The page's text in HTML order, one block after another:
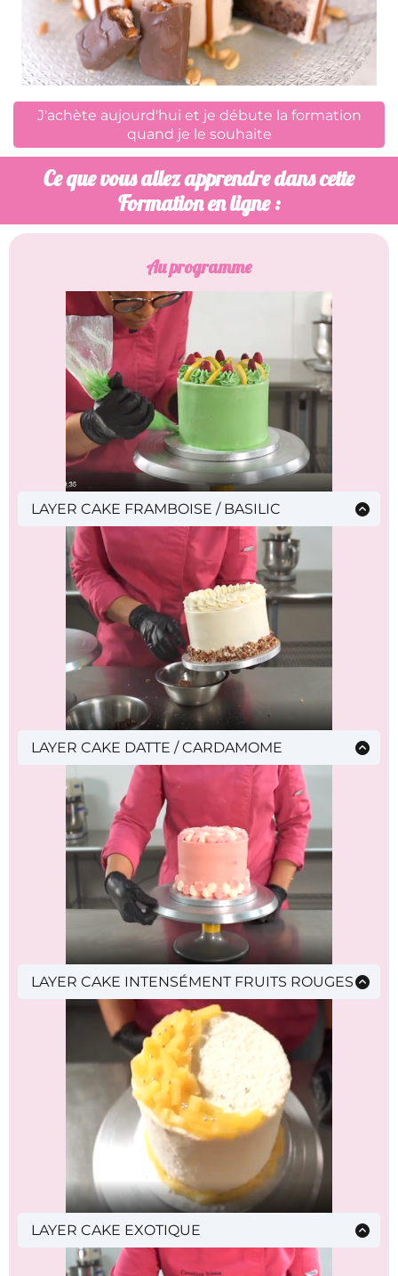
J'achète aujourd'hui et je débute la formation
quand je le souhaite
Ce que vous allez apprendre dans cette
Formation en ligne :
Au programme
LAYER CAKE FRAMBOISE / BASILIC
Génoise basilic, ganache, insert framboise et
sirop, crème au beurre, montage
LAYER CAKE DATTE / CARDAMOME
Gâteau datte, cardamome, café, praliné noix de
pécan, crème au beurre, montage et
décoration
LAYER CAKE INTENSÉMENT FRUITS ROUGES
Génoise aux fruits rouges, ganache framboise
et insert citron, crème au beurre, montage et
décoration
LAYER CAKE EXOTIQUE
Génoise coco, insert ananas, sirop coco,
ganache ananas et chocolat, fourrage et